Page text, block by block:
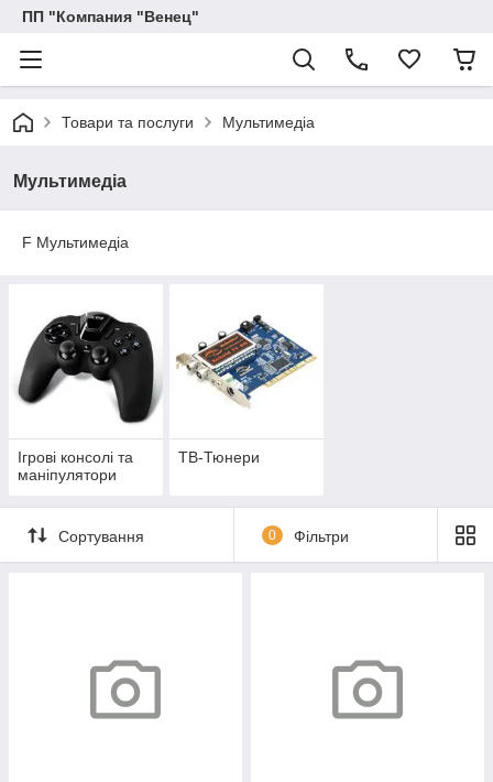
ПП "Компания "Венец"
Товари та послуги Мультимедіа
Мультимедіа
F Мультимедіа
Ігрові консолі та
маніпулятори
ТВ-Тюнери
Сортування 0 Фільтри